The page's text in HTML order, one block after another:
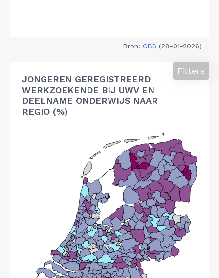
Bron: CBS (28-01-2026)
JONGEREN GEREGISTREERD
WERKZOEKENDE BIJ UWV EN
DEELNAME ONDERWIJS NAAR
REGIO (%)
Filters